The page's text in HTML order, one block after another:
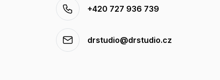
+420 727 936 739
drstudio@drstudio.cz